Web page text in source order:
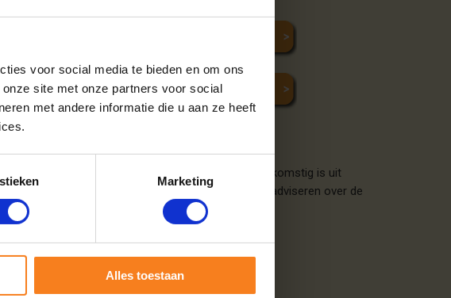
voor social media te bieden en om ons
site met onze partners voor social
met andere informatie die u aan ze heeft
Marketing
Alles toestaan
draagt het FSC-keurmerk, wat betekent dat het afkomstig is uit
d Hoef. Daarnaast staan we altijd klaar om je te adviseren over de